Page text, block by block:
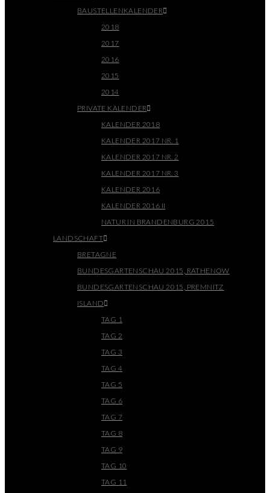
BAUSTELLENKALENDER
2018
2017
2016
2015
2014
PRIVATE KALENDER
KALENDER 2018
KALENDER 2017 NR. 1
KALENDER 2017 NR. 2
KALENDER 2017 NR. 3
KALENDER 2016
KALENDER 2016 II
NATUR IN BRANDENBURG 2015
LANDSCHAFT
BRETAGNE
BUNDESGARTENSCHAU 2015, RATHENOW
BUNDESGARTENSCHAU 2015, PREMNITZ
ISLAND
TAG 1
TAG 2
TAG 3
TAG 4
TAG 5
TAG 6
TAG 7
TAG 8
TAG 9
TAG 10
TAG 11